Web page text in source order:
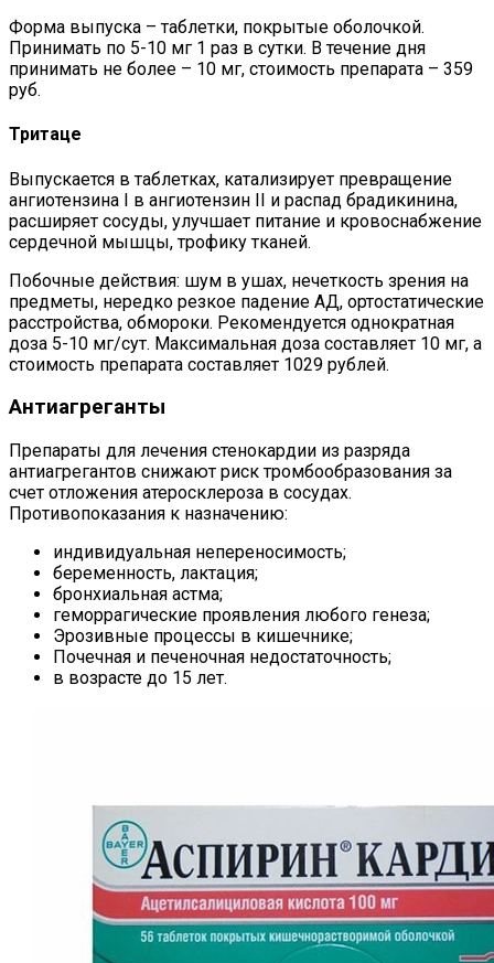
Форма выпуска – таблетки, покрытые оболочкой.
Принимать по 5-10 мг 1 раз в сутки. В течение дня
принимать не более – 10 мг, стоимость препарата – 359
руб.
Тритаце
Выпускается в таблетках, катализирует превращение
ангиотензина I в ангиотензин II и распад брадикинина,
расширяет сосуды, улучшает питание и кровоснабжение
сердечной мышцы, трофику тканей.
Побочные действия: шум в ушах, нечеткость зрения на
предметы, нередко резкое падение АД, ортостатические
расстройства, обмороки. Рекомендуется однократная
доза 5-10 мг/сут. Максимальная доза составляет 10 мг, а
стоимость препарата составляет 1029 рублей.
Антиагреганты
Препараты для лечения стенокардии из разряда
антиагрегантов снижают риск тромбообразования за
счет отложения атеросклероза в сосудах.
Противопоказания к назначению:
индивидуальная непереносимость;
беременность, лактация;
бронхиальная астма;
геморрагические проявления любого генеза;
Эрозивные процессы в кишечнике;
Почечная и печеночная недостаточность;
в возрасте до 15 лет.